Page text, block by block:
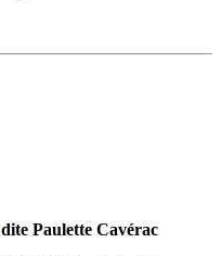
dite Paulette Cavérac